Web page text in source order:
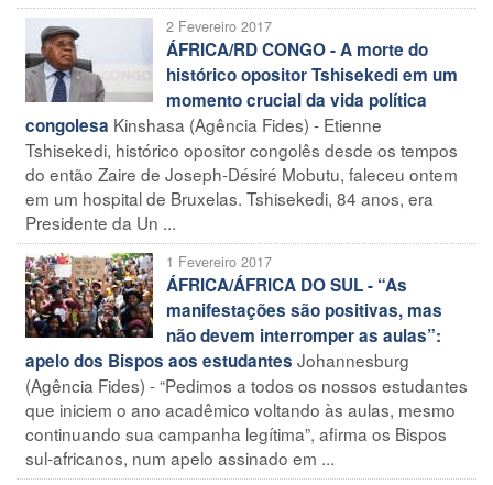
2 Fevereiro 2017
ÁFRICA/RD CONGO - A morte do
histórico opositor Tshisekedi em um
momento crucial da vida política
congolesa Kinshasa (Agência Fides) - Etienne
Tshisekedi, histórico opositor congolês desde os tempos
do então Zaire de Joseph-Désiré Mobutu, faleceu ontem
em um hospital de Bruxelas. Tshisekedi, 84 anos, era
Presidente da Un ...
1 Fevereiro 2017
ÁFRICA/ÁFRICA DO SUL - “As
manifestações são positivas, mas
não devem interromper as aulas”:
apelo dos Bispos aos estudantes Johannesburg
(Agência Fides) - “Pedimos a todos os nossos estudantes
que iniciem o ano acadêmico voltando às aulas, mesmo
continuando sua campanha legítima”, afirma os Bispos
sul-africanos, num apelo assinado em ...